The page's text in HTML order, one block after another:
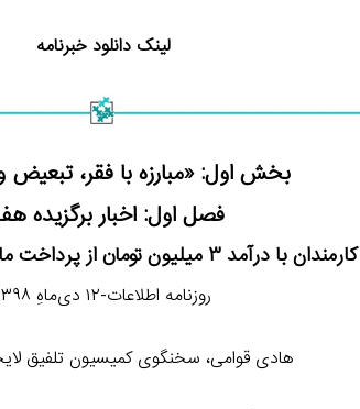
لینک دانلود خبرنامه
بخش اول: «مبارزه با فقر، تبعیض و
فصل اول: اخبار برگزیده
کارمندان با درآمد ۳ میلیون تومان از پرداخت مالیات معاف می‌شوند
روزنامه اطلاعات-۱۲ دی‌ماهِ ۱۳۹۸
هادی قوامی، سخنگوی کمیسیون تلفیق